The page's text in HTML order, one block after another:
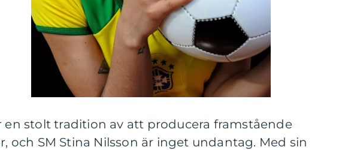
en stolt tradition av att producera framstående
och SM Stina Nilsson är inget undantag. Med sin